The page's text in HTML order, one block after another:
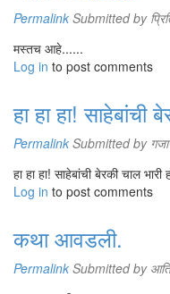
Permalink Submitted by
मस्तच आहे......
Log in to post comments
हा हा हा! साहेबांची
Permalink Submitted by
हा हा हा! साहेबांची बेरकी चाल भारी
Log in to post comments
कथा आवडली.
Permalink Submitted by